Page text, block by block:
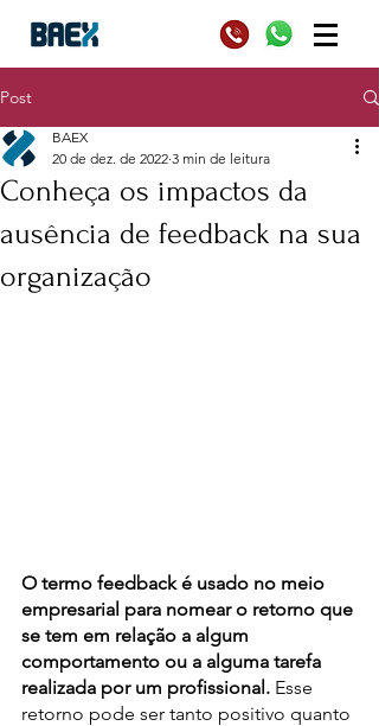
Post
Conheça os impactos da
ausência de feedback na sua
organização
BAEX
20 de dez. de 2022 3 min de leitura
O termo feedback é usado no meio
empresarial para nomear o retorno que
se tem em relação a algum
comportamento ou a alguma tarefa
realizada por um profissional. Esse
retorno pode ser tanto positivo quanto